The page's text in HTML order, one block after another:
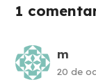
1
m
20 de